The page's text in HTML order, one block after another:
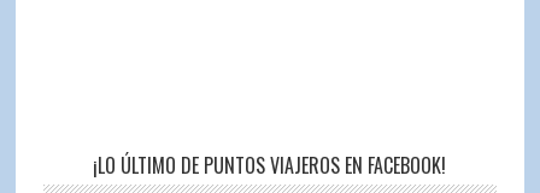
¡LO ÚLTIMO DE PUNTOS VIAJEROS EN FACEBOOK!